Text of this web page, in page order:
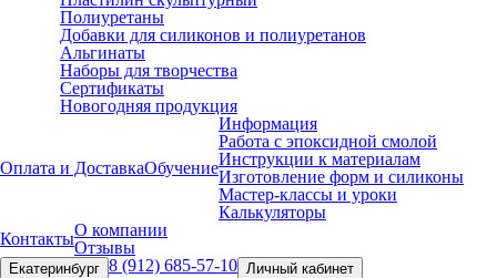
Полиуретаны
Добавки для силиконов и полиуретанов
Альгинаты
Наборы для творчества
Сертификаты
Новогодняя продукция
Оплата и ДоставкаОбучение
Информация
Работа с эпоксидной смолой
Инструкции к материалам
Изготовление форм и силиконы
Мастер-классы и уроки
Калькуляторы
КонтактыО компании
Отзывы
Екатеринбург 8 (912) 685-57-10 Личный кабинет